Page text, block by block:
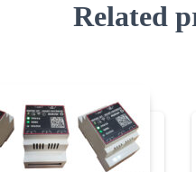
Related